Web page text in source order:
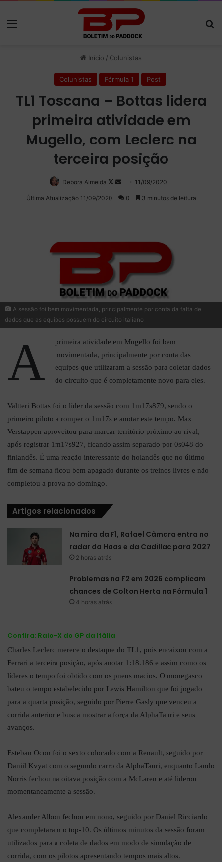
Início / Colunistas
Colunistas Fórmula 1 Post
TL1 Toscana – Bottas lidera
primeira atividade em
Mugello, com Leclerc na
terceira posição
Debora Almeida
Follow
on
Mande
um
11/09/2020
Última Atualização 11/09/2020 0 3 minutos de leitura
A sessão foi bem movimentada, principalmente por conta da falta de
dados que as equipes possuem do circuito italiano
A
primeira atividade em Mugello foi bem
movimentada, principalmente por conta das
equipes que utilizaram a sessão para coletar dados
do circuito que é completamente novo para eles.
Valtteri Bottas foi o líder da sessão com 1m17s879, sendo o
primeiro piloto a romper o 1m17s e anotar este tempo. Max
Verstappen aproveitou para marcar território próximo ao rival,
após registrar 1m17s927, ficando assim separado por 0s048 do
finlandês. É uma reação interessante do holandês que no último
fim de semana ficou bem apagado durante os treinos livres e não
completou a prova no domingo.
Artigos relacionados
Na mira da F1, Rafael Câmara entra no
radar da Haas e da Cadillac para 2027
2 horas atrás
Problemas na F2 em 2026 complicam
chances de Colton Herta na Fórmula 1
4 horas atrás
Confira: Raio-X do GP da Itália
Charles Leclerc merece o destaque do TL1, pois encaixou com a
Ferrari a terceira posição, após anotar 1:18.186 e assim como os
líderes o tempo foi obtido com os pneus macios. O monegasco
bateu o tempo estabelecido por Lewis Hamilton que foi jogado
para a quarta posição, seguido por Pierre Gasly que venceu a
corrida anterior e busca mostrar a força da AlphaTauri e seus
avanços.
Esteban Ocon foi o sexto colocado com a Renault, seguido por
Daniil Kvyat com o segundo carro da AlphaTauri, enquanto Lando
Norris fechou na oitava posição com a McLaren e até liderou
momentaneamente a sessão.
Alexander Albon fechou em nono, seguido por Daniel Ricciardo
que completaram o top-10. Os últimos minutos da sessão foram
utilizados para a coleta de dados em modo de simulação de
corrida, com os pilotos apresentando tempos mais altos.